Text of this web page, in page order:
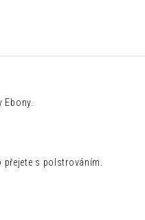
s polstrováním.